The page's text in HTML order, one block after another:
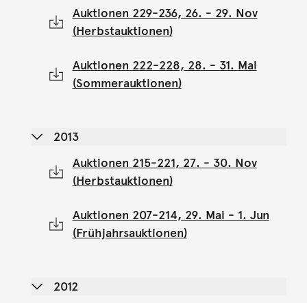
Auktionen 229-236, 26. - 29. Nov
(Herbstauktionen)
Auktionen 222-228, 28. - 31. Mai
(Sommerauktionen)
2013
Auktionen 215-221, 27. - 30. Nov
(Herbstauktionen)
Auktionen 207-214, 29. Mai - 1. Jun
(Frühjahrsauktionen)
2012